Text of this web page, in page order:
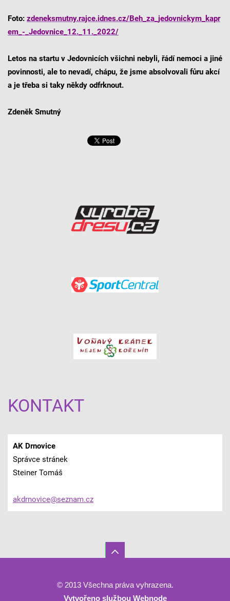
Foto: zdeneksmutny.rajce.idnes.cz/Beh_za_jedovnickym_kapr
em_-_Jedovnice_12._11._2022/
Letos na startu v Jedovnicích všichni nebyli, řádí nemoci a jiné
povinnosti, ale to nevadí, chápu, že jsme absolvovali fůru akcí
a je třeba si taky někdy odfrknout.
Zdeněk Smutný
KONTAKT
AK Drnovice
Správce stránek
Steiner Tomáš
akdrnovice@seznam.cz
© 2013 Všechna práva vyhrazena.
Vytvořeno službou Webnode